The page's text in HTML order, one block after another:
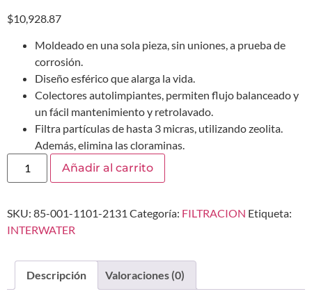
$10,928.87
Moldeado en una sola pieza, sin uniones, a prueba de
corrosión.
Diseño esférico que alarga la vida.
Colectores autolimpiantes, permiten flujo balanceado y
un fácil mantenimiento y retrolavado.
Filtra partículas de hasta 3 micras, utilizando zeolita.
Además, elimina las cloraminas.
Añadir al carrito
SKU: 85-001-1101-2131 Categoría: FILTRACION Etiqueta:
INTERWATER
Descripción Valoraciones (0)